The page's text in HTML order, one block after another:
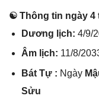
☯ Thônɡ tin ngày 4
Dươnɡ lịch: 4/9/
Âm lịch: 11/8/
Bát Tự : Ngày
Sửu